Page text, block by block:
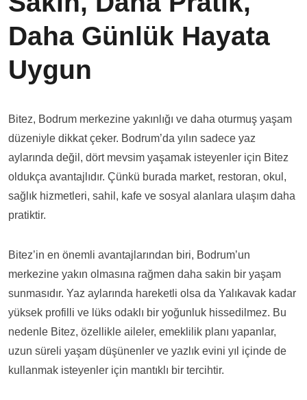
Daha Günlük Hayata
Uygun
Bitez, Bodrum merkezine yakınlığı ve daha oturmuş yaşam
düzeniyle dikkat çeker. Bodrum’da yılın sadece yaz
aylarında değil, dört mevsim yaşamak isteyenler için Bitez
oldukça avantajlıdır. Çünkü burada market, restoran, okul,
sağlık hizmetleri, sahil, kafe ve sosyal alanlara ulaşım daha
pratiktir.
Bitez’in en önemli avantajlarından biri, Bodrum’un
merkezine yakın olmasına rağmen daha sakin bir yaşam
sunmasıdır. Yaz aylarında hareketli olsa da Yalıkavak kadar
yüksek profilli ve lüks odaklı bir yoğunluk hissedilmez. Bu
nedenle Bitez, özellikle aileler, emeklilik planı yapanlar,
uzun süreli yaşam düşünenler ve yazlık evini yıl içinde de
kullanmak isteyenler için mantıklı bir tercihtir.